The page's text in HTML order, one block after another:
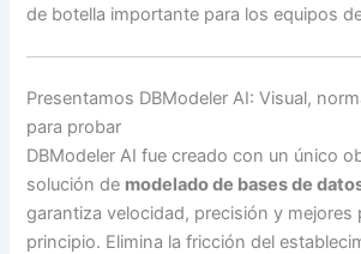
de botella importante para los equipos
Presentamos DBModeler AI: Visual,
para probar
DBModeler AI fue creado con un único
solución de modelado de bases de
garantiza velocidad, precisión y mejores
principio. Elimina la fricción del